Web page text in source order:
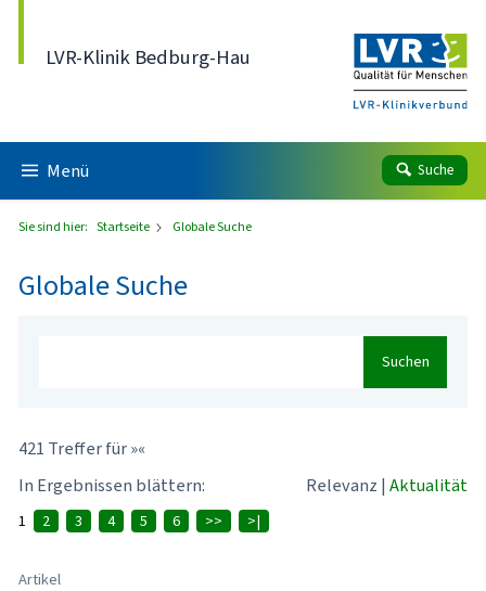
LVR-Klinik Bedburg-Hau
Menü Suche
Sie sind hier: Startseite Globale Suche
Globale Suche
Suchen
421 Treffer für »«
In Ergebnissen blättern:
Relevanz | Aktualität
1 2 3 4 5 6 >> >|
Artikel